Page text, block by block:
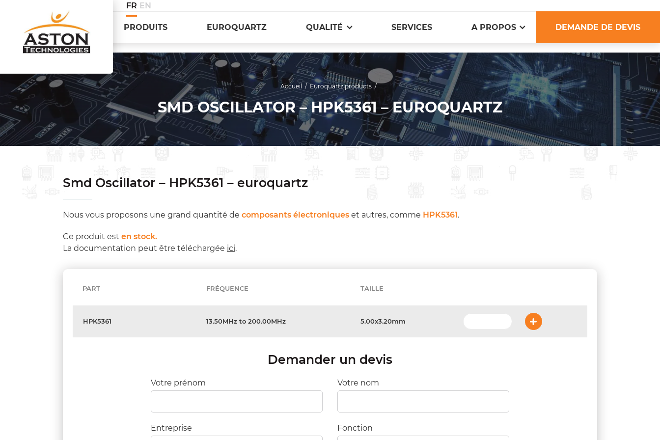
FR EN
PRODUITS EUROQUARTZ QUALITÉ SERVICES A PROPOS DEMANDE DE DEVIS
Accueil / Euroquartz products /
SMD OSCILLATOR – HPK5361 – EUROQUARTZ
Smd Oscillator – HPK5361 – euroquartz
Nous vous proposons une grand quantité de composants électroniques et autres, comme HPK5361.
Ce produit est en stock.
La documentation peut être téléchargée ici.
PART FRÉQUENCE TAILLE
HPK5361 13.50MHz to 200.00MHz 5.00x3.20mm
Demander un devis
Votre prénom Votre nom
Entreprise Fonction